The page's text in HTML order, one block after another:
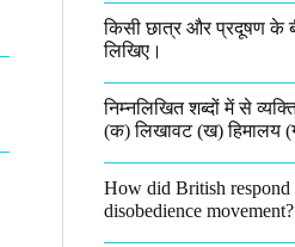
किसी छात्र और प्रदूषण के
लिखिए।​
निम्नलिखित शब्दों में से
(क) लिखावट (ख) हिमालय
How did British respond
disobedience movement?